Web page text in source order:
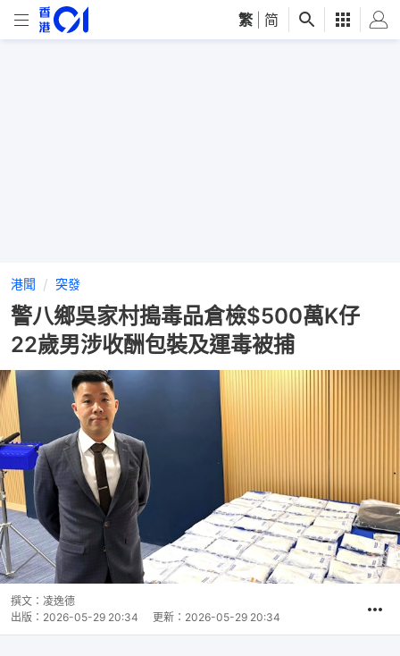
繁 简
港聞 突發
警八鄉吳家村搗毒品倉檢$500萬K仔
22歲男涉收酬包裝及運毒被捕
撰文： 凌逸德
出版： 2026-05-29 20:34 更新： 2026-05-29 20:34